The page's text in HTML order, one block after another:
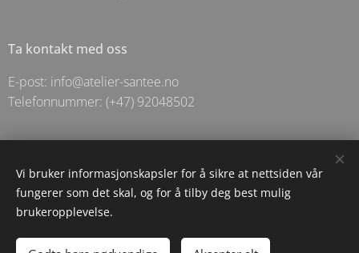
Ta kontakt med oss
E-post: info@atelier-santee.no
Telefonnummer: (+47) 92048502
© 2025 Holistic Apotechary For Santēe As- Langgata 5 - Sandnes
Informasjonskapsler
Vi bruker informasjonskapsler for å sikre at nettsiden vår
fungerer som det skal, og for å tilby deg best mulig
brukeropplevelse.